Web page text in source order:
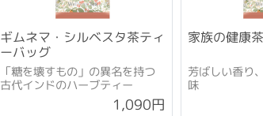
ギムネマ・シルベスタ茶ティ
ーバッグ
「糖を壊すもの」の異名を持つ
古代インドのハーブティー
1,090円
家族の健康
芳ばしい香り
味